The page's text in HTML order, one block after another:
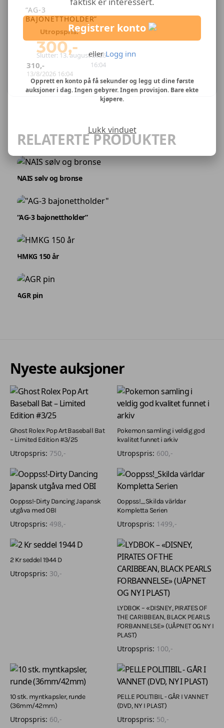
Slutter: 13. august 2026
16:04
“AG-3
BAJONETTHOLDER”
Utropspris:
300,-
13/8/2026 16:04
310,-
RELATERTE PRODUKTER
NAIS sølv og bronse
“AG-3 bajonettholder”
HMKG 150 år
AGR pin
Nyeste auksjoner
Ghost Rolex Pop Art Baseball Bat
– Limited Edition #3/25
Utropspris: 750,-
Pokemon samling i veldig god
kvalitet funnet i arkiv
Utropspris: 600,-
Ooppss!-Dirty Dancing Japansk
utgåva med OBI
Utropspris: 498,-
Ooppss!_Skilda världar
Kompletta Serien
Utropspris: 1499,-
2 Kr seddel 1944 D
Utropspris: 30,-
LYDBOK – «DISNEY, PIRATES OF
THE CARIBBEAN, BLACK PEARLS
FORBANNELSE» (UÅPNET OG NY I
PLAST)
Utropspris: 100,-
10 stk. myntkapsler, runde
(36mm/42mm)
Utropspris: 60,-
PELLE POLITIBIL - GÅR I VANNET
(DVD, NY I PLAST)
Utropspris: 50,-
Registrer konto
ellerLogg inn
Opprett en konto på få sekunder og legg ut dine første
auksjoner i dag. Ingen gebyrer. Ingen provisjon. Bare ekte
kjøpere.
Lukk vinduet